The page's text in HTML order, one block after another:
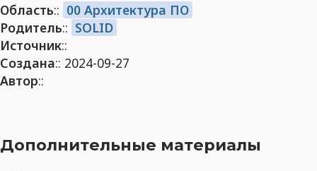
Область:: 00 Архитектура ПО
Родитель:: SOLID
Источник::
Создана:: 2024-09-27
Автор::
Дополнительные материалы